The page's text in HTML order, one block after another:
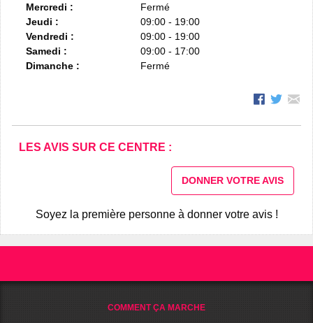
Mercredi :
Fermé
Jeudi :
09:00 - 19:00
Vendredi :
09:00 - 19:00
Samedi :
09:00 - 17:00
Dimanche :
Fermé
LES AVIS SUR CE CENTRE :
DONNER VOTRE AVIS
Soyez la première personne à donner votre avis !
COMMENT ÇA MARCHE